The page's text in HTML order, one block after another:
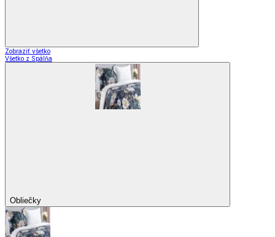
Zobraziť všetko
Všetko z Spálňa
Obliečky